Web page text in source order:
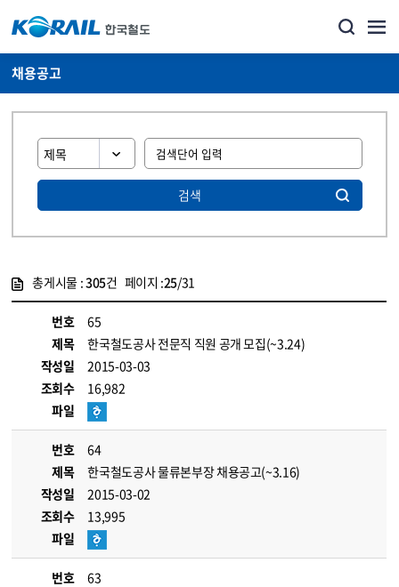
채용공고
검색
총게시물 :305건 페이지 :25/31
번호
65
제목
한국철도공사 전문직 직원 공개 모집(~3.24)
작성일
2015-03-03
조회수
16,982
파일
번호
64
제목
한국철도공사 물류본부장 채용공고(~3.16)
작성일
2015-03-02
조회수
13,995
파일
번호
63